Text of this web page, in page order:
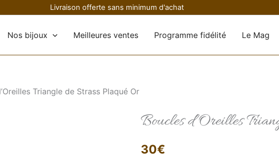
Livraison offerte sans minimum d'achat
Nos bijoux Meilleures ventes Programme fidélité Le Mag
Triangle de Strass Plaqué Or
Boucles d’Oreilles
30€